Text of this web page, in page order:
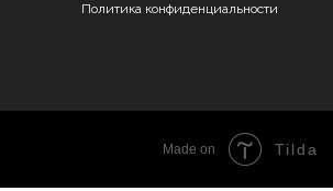
Политика конфиденциальности
Made on Tilda